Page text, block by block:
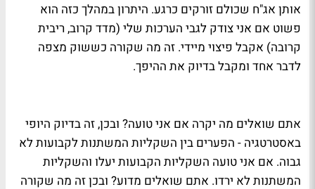
אותן אג"ח שכולם זורקים כרגע. היתרון במהלך כזה הוא
פשוט אם אני צודק לגבי הערכות שלי (מדד קרוב, ריבית
קרובה) אקבל פיצוי מיידי. זה מה שקורה כששוק מצפה
לדבר אחד ומקבל בדיוק את ההיפך.
אתם שואלים מה יקרה אם אני טועה? ובכן, זה בדיוק היופי
באסטרטגיה - הפערים בין השקליות המשתנות לקבועות לא
גבוה. אם אני טועה השקליות הקבועות יעלו והשקליות
המשתנות לא ירדו. אתם שואלים מדוע? ובכן זה מה שקורה